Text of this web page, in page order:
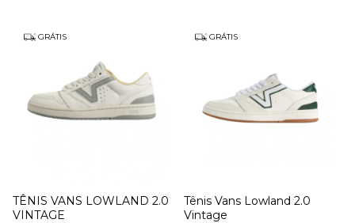
GRÁTIS
TÊNIS VANS LOWLAND 2.0
VINTAGE
GRÁTIS
Tênis Vans Lowland 2.0
Vintage